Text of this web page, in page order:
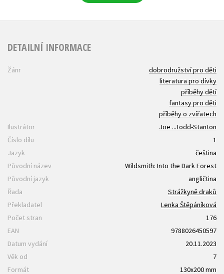
DETAILNÍ INFORMACE
Žánr
dobrodružství pro děti
literatura pro dívky
příběhy dětí
fantasy pro děti
příběhy o zvířatech
Ilustrátor
Joe ...Todd-Stanton
Číslo dílu
1
Jazyk
čeština
Původní název
Wildsmith: Into the Dark Forest
Původní jazyk
angličtina
Řada
Strážkyně draků
Překladatel
Lenka Štěpáníková
Počet stran
176
EAN
9788026450597
Datum vydání
20.11.2023
Věk od
7
Formát
130x200 mm